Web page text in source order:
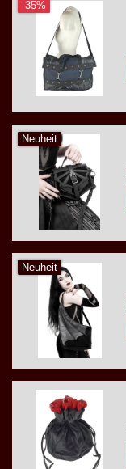
-35%
Neuheit
Neuheit